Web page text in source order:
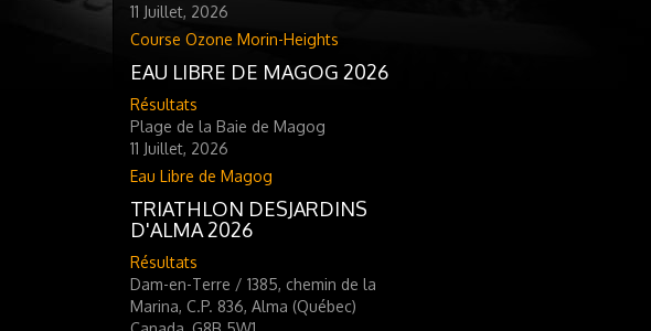
11 Juillet, 2026
Course Ozone Morin-Heights
EAU LIBRE DE MAGOG 2026
Résultats
Plage de la Baie de Magog
11 Juillet, 2026
Eau Libre de Magog
TRIATHLON DESJARDINS
D'ALMA 2026
Résultats
Dam-en-Terre / 1385, chemin de la
Marina, C.P. 836, Alma (Québec)